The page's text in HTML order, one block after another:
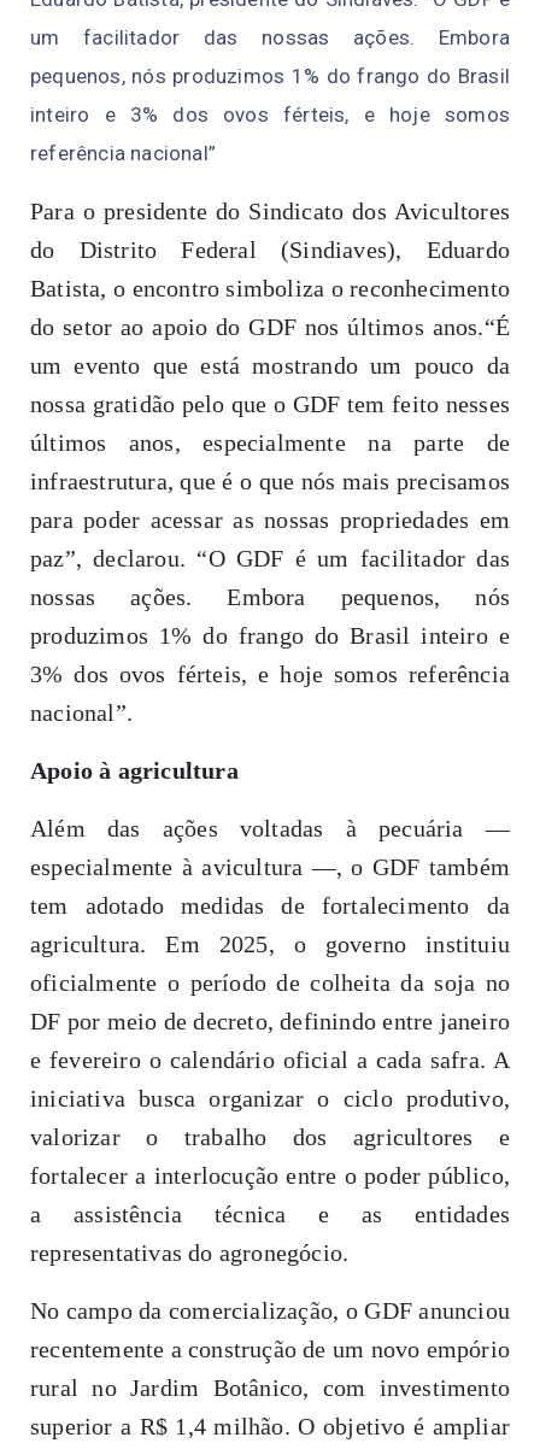
um facilitador das nossas ações. Embora
pequenos, nós produzimos 1% do frango do Brasil
inteiro e 3% dos ovos férteis, e hoje somos
referência nacional”
Para o presidente do Sindicato dos Avicultores
do Distrito Federal (Sindiaves), Eduardo
Batista, o encontro simboliza o reconhecimento
do setor ao apoio do GDF nos últimos anos.“É
um evento que está mostrando um pouco da
nossa gratidão pelo que o GDF tem feito nesses
últimos anos, especialmente na parte de
infraestrutura, que é o que nós mais precisamos
para poder acessar as nossas propriedades em
paz”, declarou. “O GDF é um facilitador das
nossas ações. Embora pequenos, nós
produzimos 1% do frango do Brasil inteiro e
3% dos ovos férteis, e hoje somos referência
nacional”.
Apoio à agricultura
Além das ações voltadas à pecuária —
especialmente à avicultura —, o GDF também
tem adotado medidas de fortalecimento da
agricultura. Em 2025, o governo instituiu
oficialmente o período de colheita da soja no
DF por meio de decreto, definindo entre janeiro
e fevereiro o calendário oficial a cada safra. A
iniciativa busca organizar o ciclo produtivo,
valorizar o trabalho dos agricultores e
fortalecer a interlocução entre o poder público,
a assistência técnica e as entidades
representativas do agronegócio.
No campo da comercialização, o GDF anunciou
recentemente a construção de um novo empório
rural no Jardim Botânico, com investimento
superior a R$ 1,4 milhão. O objetivo é ampliar